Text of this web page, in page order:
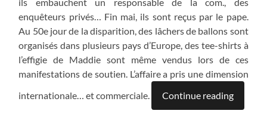
enquêteurs privés… Fin mai, ils sont reçus par le pape.
Au 50e jour de la disparition, des lâchers de ballons sont
organisés dans plusieurs pays d’Europe, des tee-shirts à
l’effigie de Maddie sont même vendus lors de ces
manifestations de soutien. L’affaire a pris une dimension
internationale… et commerciale.
Continue reading